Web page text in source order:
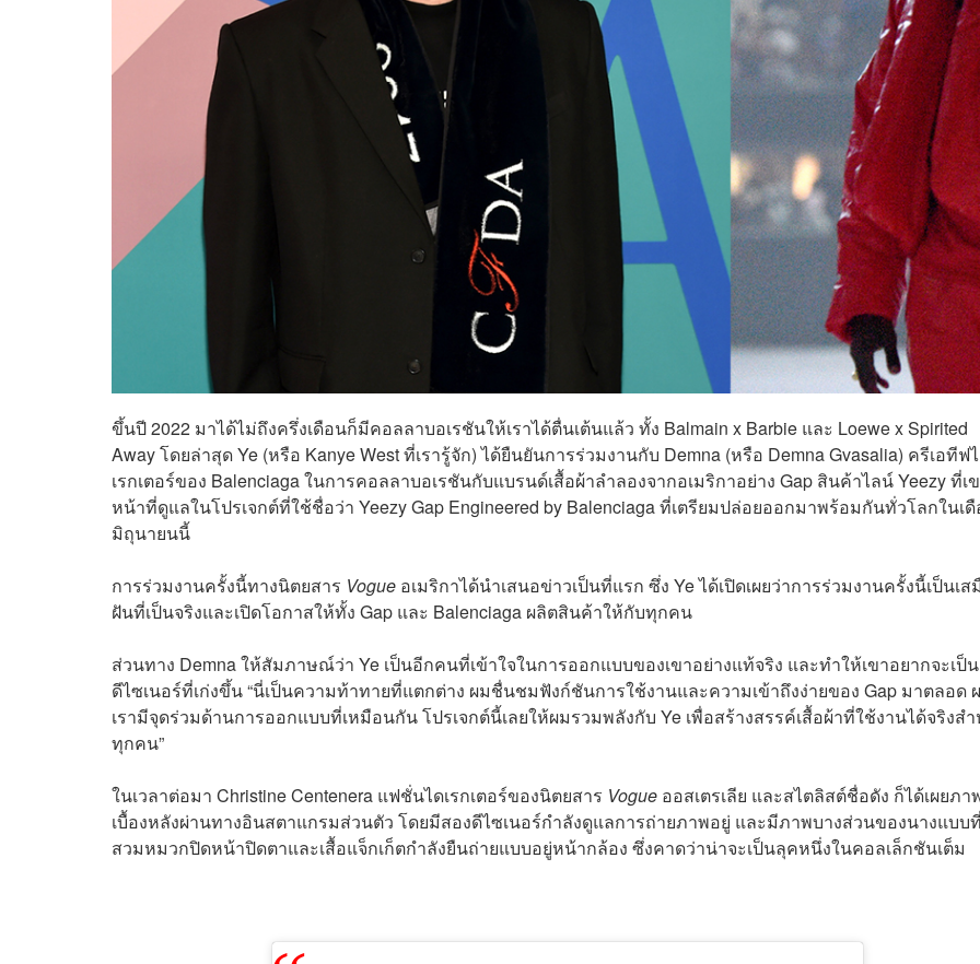
ขึ้นปี 2022 มาได้ไม่ถึงครึ่งเดือนก็มีคอลลาบอเรชันให้เราได้ตื่นเต้นแล้ว ทั้ง Balmain x Barbie และ Loewe x Spirited
Away โดยล่าสุด Ye (หรือ Kanye West ที่เรารู้จัก) ได้ยืนยันการร่วมงานกับ Demna (หรือ Demna Gvasalia) ครีเอทีฟ
เรกเตอร์ของ Balenciaga ในการคอลลาบอเรชันกับแบรนด์เสื้อผ้าลำลองจากอเมริกาอย่าง Gap สินค้าไลน์ Yeezy ที่เ
หน้าที่ดูแลในโปรเจกต์ที่ใช้ชื่อว่า Yeezy Gap Engineered by Balenciaga ที่เตรียมปล่อยออกมาพร้อมกันทั่วโลกในเ
มิถุนายนนี้
การร่วมงานครั้งนี้ทางนิตยสาร Vogue อเมริกาได้นำเสนอข่าวเป็นที่แรก ซึ่ง Ye ได้เปิดเผยว่าการร่วมงานครั้งนี้เป็นเ
ฝันที่เป็นจริงและเปิดโอกาสให้ทั้ง Gap และ Balenciaga ผลิตสินค้าให้กับทุกคน
ส่วนทาง Demna ให้สัมภาษณ์ว่า Ye เป็นอีกคนที่เข้าใจในการออกแบบของเขาอย่างแท้จริง และทำให้เขาอยากจะเป็น
ดีไซเนอร์ที่เก่งขึ้น “นี่เป็นความท้าทายที่แตกต่าง ผมชื่นชมฟังก์ชันการใช้งานและความเข้าถึงง่ายของ Gap มาตลอด
เรามีจุดร่วมด้านการออกแบบที่เหมือนกัน โปรเจกต์นี้เลยให้ผมรวมพลังกับ Ye เพื่อสร้างสรรค์เสื้อผ้าที่ใช้งานได้จริงส
ทุกคน”
ในเวลาต่อมา Christine Centenera แฟชั่นไดเรกเตอร์ของนิตยสาร Vogue ออสเตรเลีย และสไตลิสต์ชื่อดัง ก็ได้เผยภา
เบื้องหลังผ่านทางอินสตาแกรมส่วนตัว โดยมีสองดีไซเนอร์กำลังดูแลการถ่ายภาพอยู่ และมีภาพบางส่วนของนางแบบ
สวมหมวกปิดหน้าปิดตาและเสื้อแจ็กเก็ตกำลังยืนถ่ายแบบอยู่หน้ากล้อง ซึ่งคาดว่าน่าจะเป็นลุคหนึ่งในคอลเล็กชันเต็ม